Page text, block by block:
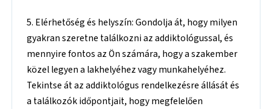
5. Elérhetőség és helyszín: Gondolja át, hogy milyen
gyakran szeretne találkozni az addiktológussal, és
mennyire fontos az Ön számára, hogy a szakember
közel legyen a lakhelyéhez vagy munkahelyéhez.
Tekintse át az addiktológus rendelkezésre állását és
a találkozók időpontjait, hogy megfelelően